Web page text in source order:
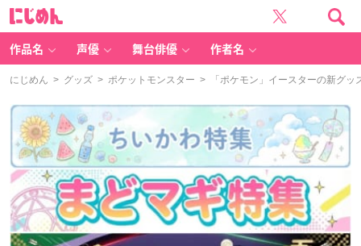
作品名 声優 舞台俳優 作者名
にじめん > グッズ > ポケットモンスター > 「ポケモン」イースターの新グッ